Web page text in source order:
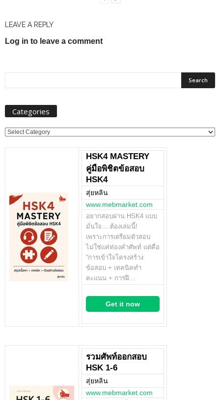
LEAVE A REPLY
Log in to leave a comment
Categories
Categories
HSK4 MASTERY
คู่มือพิชิตข้อสอบ
HSK4
สุ่ยหลิน
www.mebmarket.com
อยากสอบผ่าน HSK4 แบบ
มั่นใจ… ต้องเล่มนี้!
เพราะการเตรียมตัวสอบ
ไม่ใช่แค่ท่องคำศัพท์ แต่คือ
“การเข้าใจโครงสร้าง
ข้อสอบ + เทคนิคทำ
คะแนน + การฝึ…
Get it now
รวมศัพท์ออกสอบ
HSK 1-6
สุ่ยหลิน
www.mebmarket.com